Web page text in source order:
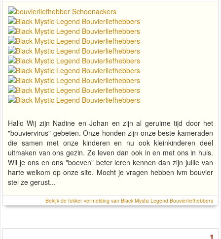
Hallo Wij zijn Nadine en Johan en zijn al geruime tijd door het
"bouviervirus" gebeten. Onze honden zijn onze beste kameraden
die samen met onze kinderen en nu ook kleinkinderen deel
uitmaken van ons gezin. Ze leven dan ook in en met ons in huis.
Wil je ons en ons "boeven" beter leren kennen dan zijn jullie van
harte welkom op onze site. Mocht je vragen hebben ivm bouvier
stel ze gerust...
Bekijk de fokker vermelding van Black Mystic Legend Bouvierliefhebbers